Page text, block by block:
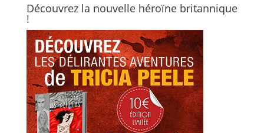
Découvrez la nouvelle héroïne britannique
!